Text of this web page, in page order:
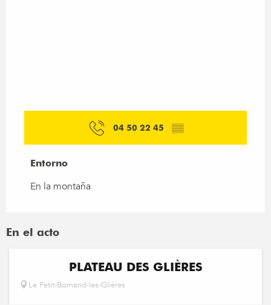
04 50 22 45 ▒▒
Entorno
Entorno
En la montaña
En el acto
PLATEAU DES GLIÈRES
Le Petit-Bornand-les-Glières